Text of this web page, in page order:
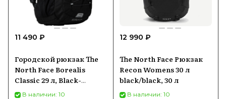
Купить экипировку The North Face
можно в Batya Store с официальной
России.
11 490 ₽
Городской рюкзак The
North Face Borealis
Classic 29 л, Black-
Asphalt (NF00CF9C)
В наличии: 10
12 990 ₽
The North Face Рюкзак
Recon Womens 30 л
black/black, 30 л
В наличии: 10